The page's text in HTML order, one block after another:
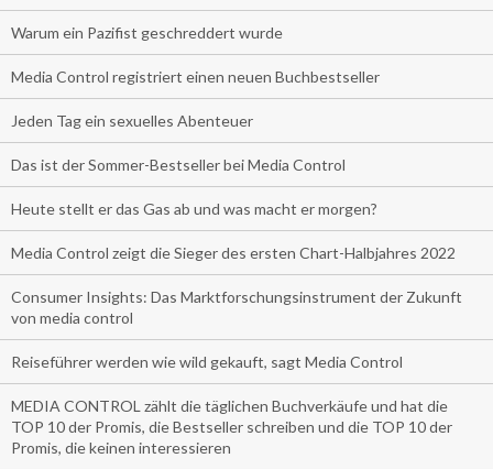
Warum ein Pazifist geschreddert wurde
Media Control registriert einen neuen Buchbestseller
Jeden Tag ein sexuelles Abenteuer
Das ist der Sommer-Bestseller bei Media Control
Heute stellt er das Gas ab und was macht er morgen?
Media Control zeigt die Sieger des ersten Chart-Halbjahres 2022
Consumer Insights: Das Marktforschungsinstrument der Zukunft
von media control
Reiseführer werden wie wild gekauft, sagt Media Control
MEDIA CONTROL zählt die täglichen Buchverkäufe und hat die
TOP 10 der Promis, die Bestseller schreiben und die TOP 10 der
Promis, die keinen interessieren